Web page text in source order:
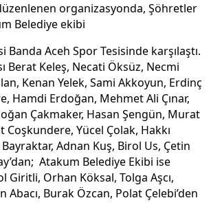
organizasyonda, Şöhretler
Belediye ekibi
Banda Aceh Spor Tesisinde karşılaştı.
Berat Keleş, Necati Öksüz, Necmi
Kenan Yelek, Sami Akkoyun, Erdinç
Hamdi Erdoğan, Mehmet Ali Çınar,
Çakmaker, Hasan Şengün, Murat
Coşkundere, Yücel Çolak, Hakkı
Adnan Kuş, Birol Us, Çetin
Atakum Belediye Ekibi ise
Giritli, Orhan Köksal, Tolga Aşcı,
Abacı, Burak Özcan, Polat Çelebi’den